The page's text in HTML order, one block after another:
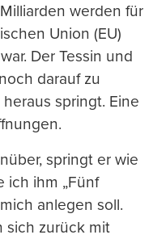
werden für
Union (EU)
Der Tessin und
darauf zu
springt. Eine
springt er wie
ich ihm „Fünf
anlegen soll.
sich zurück mit